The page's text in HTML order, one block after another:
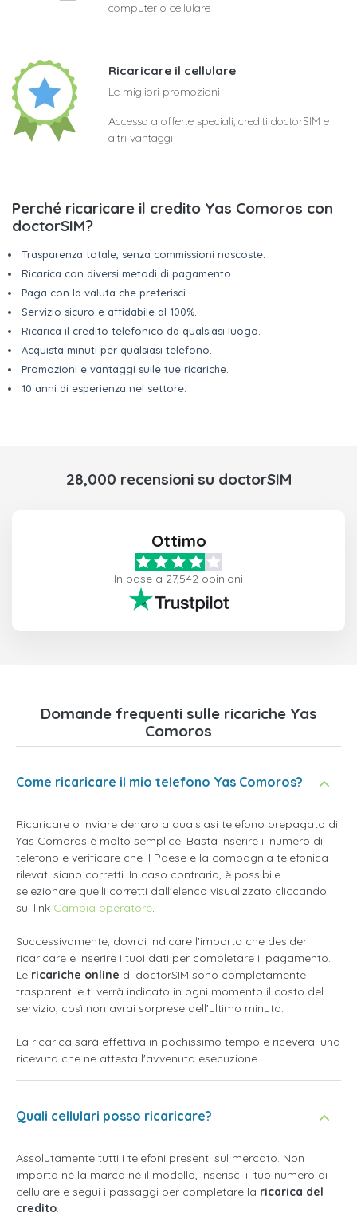
computer o cellulare
Ricaricare il cellulare
Le migliori promozioni
Accesso a offerte speciali, crediti doctorSIM e
altri vantaggi
Perché ricaricare il credito Yas Comoros con
doctorSIM?
Trasparenza totale, senza commissioni nascoste.
Ricarica con diversi metodi di pagamento.
Paga con la valuta che preferisci.
Servizio sicuro e affidabile al 100%.
Ricarica il credito telefonico da qualsiasi luogo.
Acquista minuti per qualsiasi telefono.
Promozioni e vantaggi sulle tue ricariche.
10 anni di esperienza nel settore.
28,000 recensioni su doctorSIM
Ottimo
In base a 27,542 opinioni
Domande frequenti sulle ricariche Yas
Comoros
Come ricaricare il mio telefono Yas Comoros?
Ricaricare o inviare denaro a qualsiasi telefono prepagato di
Yas Comoros è molto semplice. Basta inserire il numero di
telefono e verificare che il Paese e la compagnia telefonica
rilevati siano corretti. In caso contrario, è possibile
selezionare quelli corretti dall'elenco visualizzato cliccando
sul link Cambia operatore.
Successivamente, dovrai indicare l'importo che desideri
ricaricare e inserire i tuoi dati per completare il pagamento.
Le ricariche online di doctorSIM sono completamente
trasparenti e ti verrà indicato in ogni momento il costo del
servizio, così non avrai sorprese dell'ultimo minuto.
La ricarica sarà effettiva in pochissimo tempo e riceverai una
ricevuta che ne attesta l'avvenuta esecuzione.
Quali cellulari posso ricaricare?
Assolutamente tutti i telefoni presenti sul mercato. Non
importa né la marca né il modello, inserisci il tuo numero di
cellulare e segui i passaggi per completare la ricarica del
credito.